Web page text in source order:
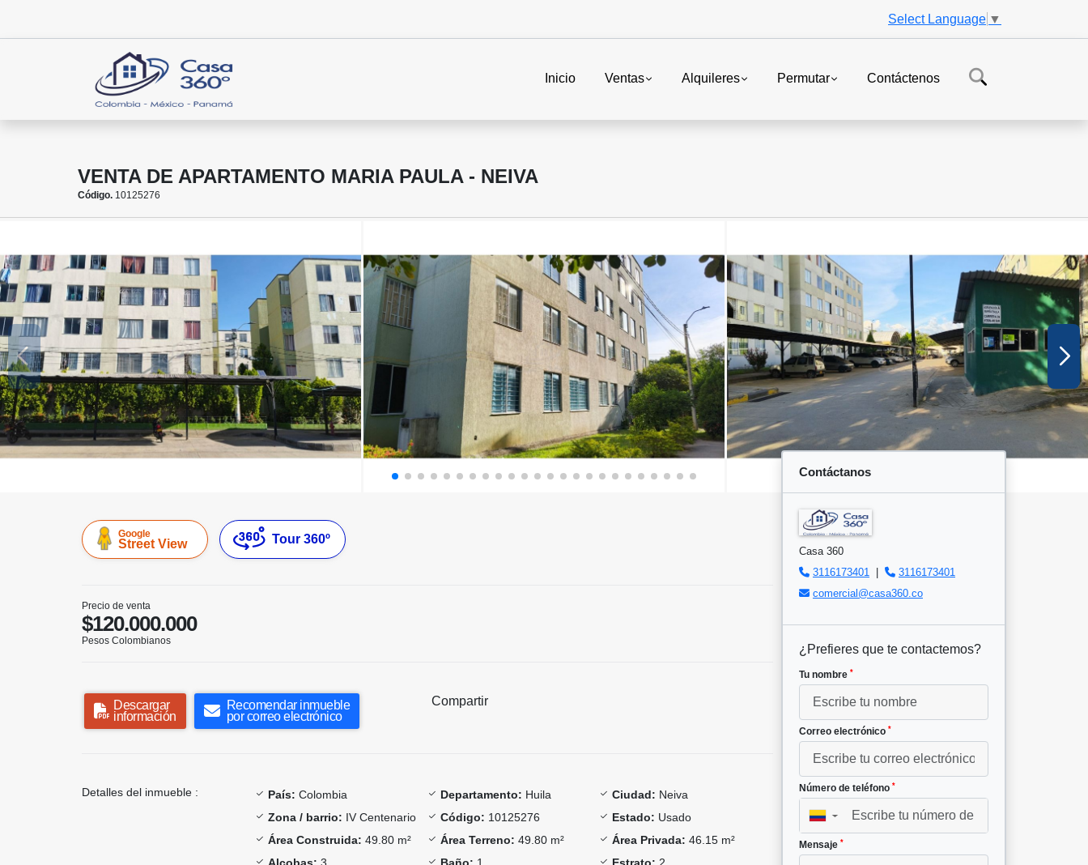
Select Language ▼
Inicio Ventas Alquileres Permutar Contáctenos
VENTA DE APARTAMENTO MARIA PAULA - NEIVA
Código. 10125276
Google
Street View Tour 360º
Precio de venta
$120.000.000
Pesos Colombianos
Descargar
información
Recomendar inmueble
por correo electrónico
Compartir
Detalles del inmueble : País: Colombia Departamento: Huila Ciudad: Neiva
Zona / barrio: IV Centenario Código: 10125276 Estado: Usado
Área Construida: 49.80 m² Área Terreno: 49.80 m² Área Privada: 46.15 m²
Alcobas: 3 Baño: 1 Estrato: 2
Contáctanos
Casa 360
3116173401
3116173401
comercial@casa360.co
¿Prefieres que te contactemos?
Tu nombre *
Correo electrónico *
Número de teléfono *
▼
Mensaje *